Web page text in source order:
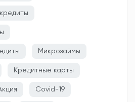
Микрозаймы
Кредитные карты
Covid-19